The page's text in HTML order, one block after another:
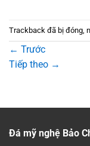
Trackback đã bị đóng,
← Trước
Tiếp theo →
Đá mỹ nghệ Bảo